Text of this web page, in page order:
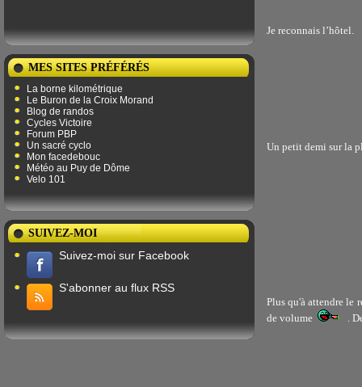
MES SITES PRÉFÉRÉS
La borne kilométrique
Le Buron de la Croix Morand
Blog de randos
Cycles Victoire
Forum PBP
Un sacré cyclo
Mon facedebouc
Météo au Puy de Dôme
Velo 101
SUIVEZ-MOI
Suivez-moi sur Facebook
S'abonner au flux RSS
Je reconnais l’hôtel.
Un petit demi sur la
Plus qu'à attendre le
de volume
.